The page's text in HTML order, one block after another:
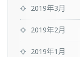
2019年3月
2019年2月
2019年1月